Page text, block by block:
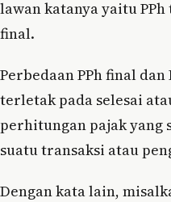
lawan katanya yaitu
final.
Perbedaan PPh final
terletak pada selesai
perhitungan pajak yang
suatu transaksi atau
Dengan kata lain,